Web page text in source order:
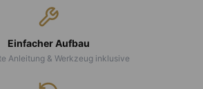
Einfacher Aufbau
Anleitung & Werkzeug inklusive